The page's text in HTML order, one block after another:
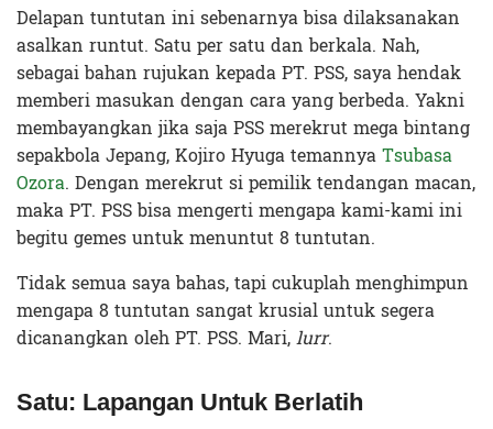
Delapan tuntutan ini sebenarnya bisa dilaksanakan
asalkan runtut. Satu per satu dan berkala. Nah,
sebagai bahan rujukan kepada PT. PSS, saya hendak
memberi masukan dengan cara yang berbeda. Yakni
membayangkan jika saja PSS merekrut mega bintang
sepakbola Jepang, Kojiro Hyuga temannyaTsubasa
Ozora. Dengan merekrut si pemilik tendangan macan,
maka PT. PSS bisa mengerti mengapa kami-kami ini
begitu gemes untuk menuntut 8 tuntutan.
Tidak semua saya bahas, tapi cukuplah menghimpun
mengapa 8 tuntutan sangat krusial untuk segera
dicanangkan oleh PT. PSS. Mari,lurr.
Satu: Lapangan Untuk Berlatih